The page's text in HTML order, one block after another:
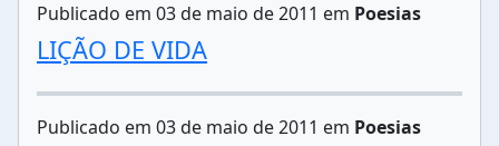
Publicado em 03 de maio de 2011 em Poesias
LIÇÃO DE VIDA
Publicado em 03 de maio de 2011 em Poesias